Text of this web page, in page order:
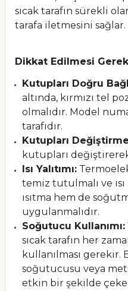
sıcak tarafın sürekli
tarafa iletmesini sağlar.
Dikkat Edilmesi
Kutupları Doğru
altında, kırmızı tel
olmalıdır. Model
tarafıdır.
Kutupları
kutupları
Isı Yalıtımı:
temiz tutulmalı ve
ısıtma hem de
uygulanmalıdır.
Soğutucu Kullanımı:
sıcak tarafın her
kullanılması gerekir.
soğutucusu veya metal
etkin bir şekilde